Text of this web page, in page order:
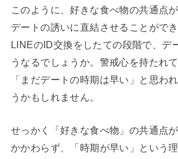
このように、好きな食べ物の共通点
デートの誘いに直結させることがで
LINEのID交換をしたての段階で、デ
うなるでしょうか。警戒心を持たれ
「まだデートの時期は早い」と思わ
うかもしれません。
せっかく「好きな食べ物」の共通点
かかわらず、「時期が早い」という